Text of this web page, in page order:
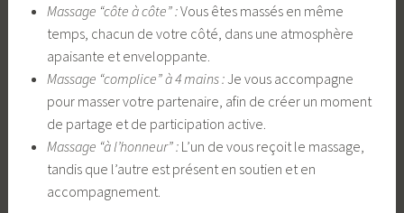
Massage “côte à côte” :Vous êtes massés en même
temps, chacun de votre côté, dans une atmosphère
apaisante et enveloppante.
Massage “complice” à 4 mains :Je vous accompagne
pour masser votre partenaire, afin de créer un moment
de partage et de participation active.
Massage “à l’honneur” : L’un de vous reçoit le massage,
tandis que l’autre est présent en soutien et en
accompagnement.